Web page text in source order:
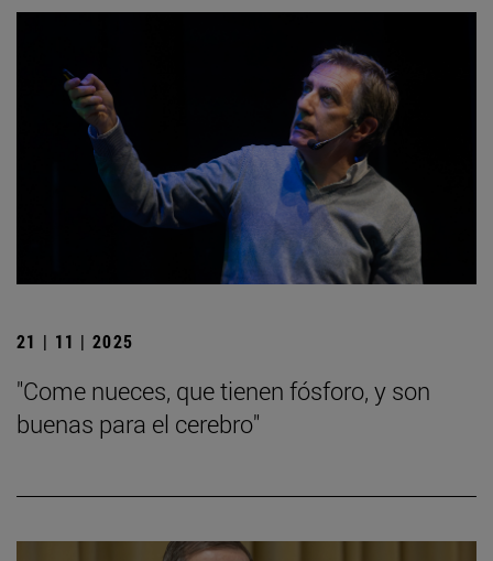
21 | 11 | 2025
"Come nueces, que tienen fósforo, y son
buenas para el cerebro"